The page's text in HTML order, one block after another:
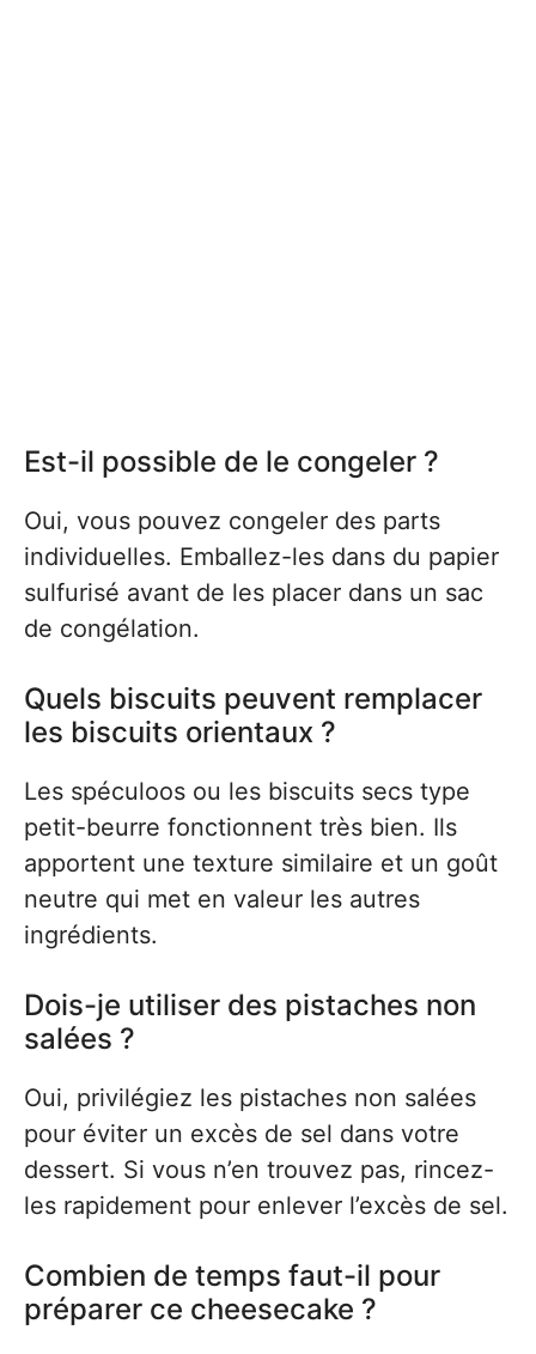
Est-il possible de le congeler ?
Oui, vous pouvez congeler des parts
individuelles. Emballez-les dans du papier
sulfurisé avant de les placer dans un sac
de congélation.
Quels biscuits peuvent remplacer
les biscuits orientaux ?
Les spéculoos ou les biscuits secs type
petit-beurre fonctionnent très bien. Ils
apportent une texture similaire et un goût
neutre qui met en valeur les autres
ingrédients.
Dois-je utiliser des pistaches non
salées ?
Oui, privilégiez les pistaches non salées
pour éviter un excès de sel dans votre
dessert. Si vous n’en trouvez pas, rincez-
les rapidement pour enlever l’excès de sel.
Combien de temps faut-il pour
préparer ce cheesecake ?